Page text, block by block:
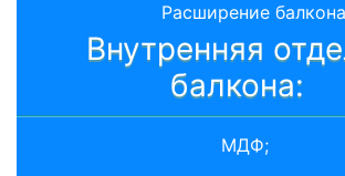
Расширение балкона
Внутренняя
балкона:
МДФ;